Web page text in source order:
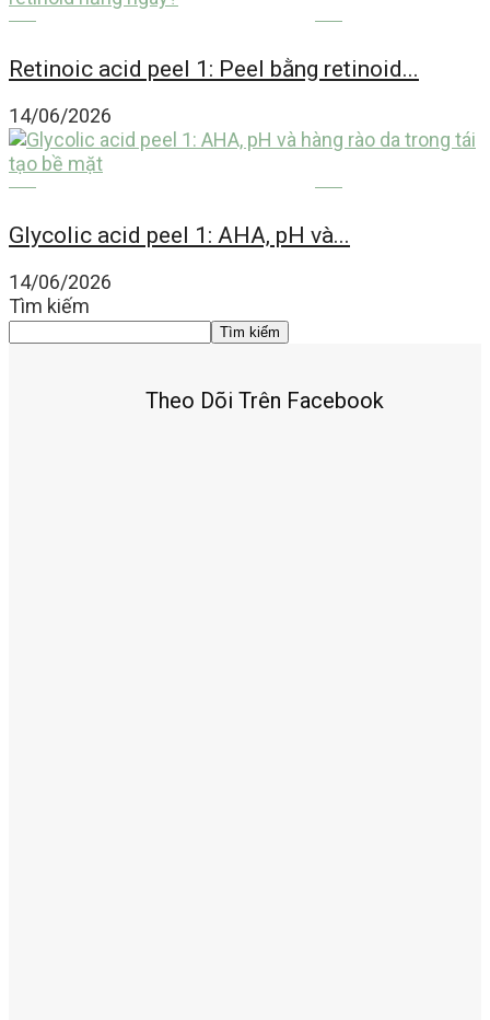
Retinoic acid peel 1: Peel bằng retinoid...
14/06/2026
Glycolic acid peel 1: AHA, pH và...
14/06/2026
Tìm kiếm
Tìm kiếm
Theo Dõi Trên Facebook